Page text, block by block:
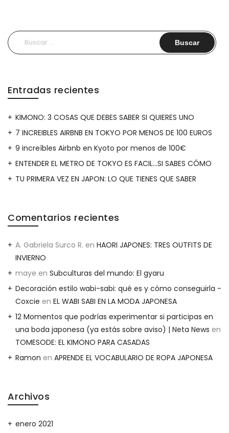
Buscar:
Entradas recientes
KIMONO: 3 COSAS QUE DEBES SABER SI QUIERES UNO
7 INCREIBLES AIRBNB EN TOKYO POR MENOS DE 100 EUROS
9 increíbles Airbnb en Kyoto por menos de 100€
ENTENDER EL METRO DE TOKYO ES FACIL…SI SABES CÓMO
TU PRIMERA VEZ EN JAPON: LO QUE TIENES QUE SABER
Comentarios recientes
A. Gabriela Surco R. en HAORI JAPONES: TRES OUTFITS DE
INVIERNO
maye en Subculturas del mundo: El gyaru
Decoración estilo wabi-sabi: qué es y cómo conseguirla -
Coxcie en EL WABI SABI EN LA MODA JAPONESA
12 Momentos que podrías experimentar si participas en
una boda japonesa (ya estás sobre aviso) | Neta News en
TOMESODE: EL KIMONO PARA CASADAS
Ramon en APRENDE EL VOCABULARIO DE ROPA JAPONESA
Archivos
enero 2021